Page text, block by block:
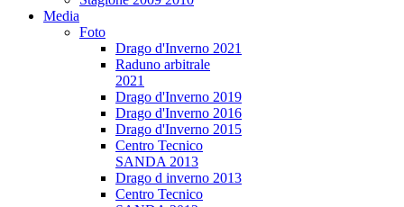
Media
Foto
Drago d'Inverno 2021
Raduno arbitrale
2021
Drago d'Inverno 2019
Drago d'Inverno 2016
Drago d'Inverno 2015
Centro Tecnico
SANDA 2013
Drago d inverno 2013
Centro Tecnico